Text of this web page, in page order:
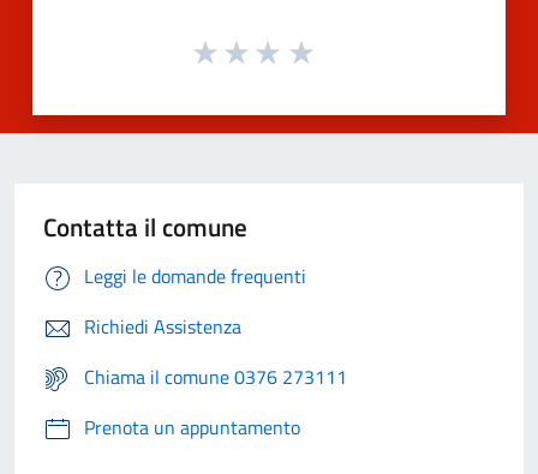
Contatta il comune
Leggi le domande frequenti
Richiedi Assistenza
Chiama il comune 0376 273111
Prenota un appuntamento